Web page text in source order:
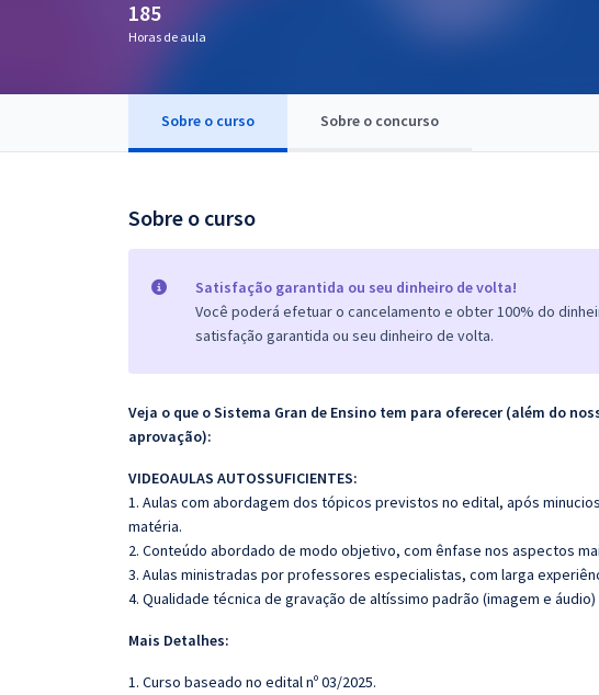
Questões grátis
185
Horas de aula
Sobre o curso Sobre o concurso
Sobre o curso
Satisfação garantida ou seu dinheiro de volta!
Você poderá efetuar o cancelamento e obter 100% do
satisfação garantida ou seu dinheiro de volta.
Veja o que o Sistema Gran de Ensino tem para oferecer (além do
aprovação):
VIDEOAULAS AUTOSSUFICIENTES:
1. Aulas com abordagem dos tópicos previstos no edital, após
matéria.
2. Conteúdo abordado de modo objetivo, com ênfase nos aspectos
3. Aulas ministradas por professores especialistas, com larga
4. Qualidade técnica de gravação de altíssimo padrão (imagem e áudio)
Mais Detalhes:
1. Curso baseado no edital nº 03/2025.